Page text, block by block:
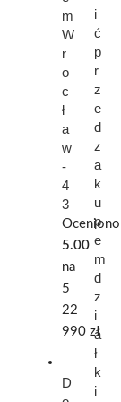
m
W
r
o
c
ł
a
w
-
4
3
Oceniono
5.00
na
5
22
990 zł
D
i
ć
p
r
z
e
d
z
a
k
u
p
e
m
d
z
i
a
ł
k
i